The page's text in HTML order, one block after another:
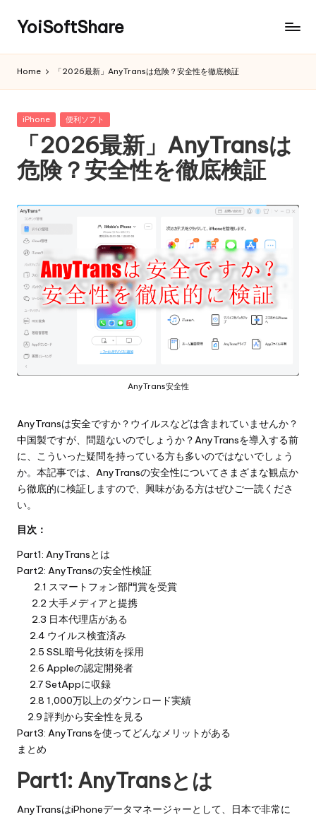
YoiSoftShare
Home 「2026最新」AnyTransは危険？安全性を徹底検証
Posted
iPhone 便利ソフト
「2026最新」AnyTransは
危険？安全性を徹底検証
AnyTrans安全性
AnyTransは安全ですか？ウイルスなどは含まれていませんか？
中国製ですが、問題ないのでしょうか？AnyTransを導入する前
に、こういった疑問を持っている方も多いのではないでしょう
か。本記事では、AnyTransの安全性についてさまざまな観点か
ら徹底的に検証しますので、興味がある方はぜひご一読くださ
い。
目次：
Part1: AnyTransとは
Part2: AnyTransの安全性検証
2.1 スマートフォン部門賞を受賞
2.2 大手メディアと提携
2.3 日本代理店がある
2.4 ウイルス検査済み
2.5 SSL暗号化技術を採用
2.6 Appleの認定開発者
2.7 SetAppに収録
2.8 1,000万以上のダウンロード実績
2.9 評判から安全性を見る
Part3: AnyTransを使ってどんなメリットがある
まとめ
Part1: AnyTransとは
AnyTransはiPhoneデータマネージャーとして、日本で非常に